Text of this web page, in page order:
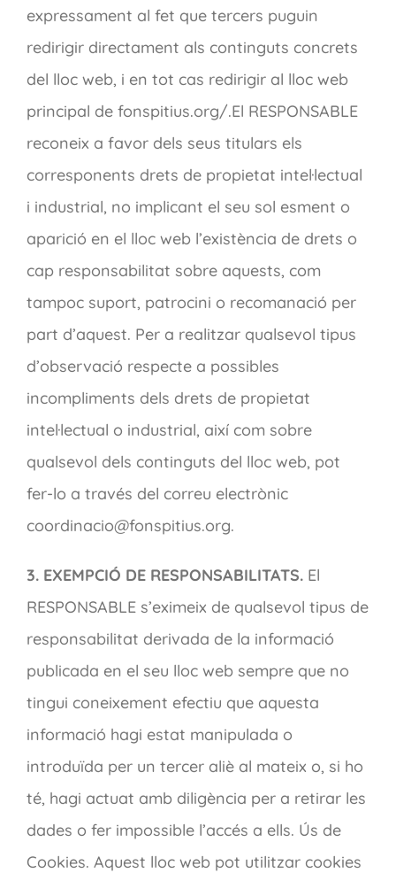
expressament al fet que tercers puguin
redirigir directament als continguts concrets
del lloc web, i en tot cas redirigir al lloc web
principal de fonspitius.org/.El RESPONSABLE
reconeix a favor dels seus titulars els
corresponents drets de propietat intel·lectual
i industrial, no implicant el seu sol esment o
aparició en el lloc web l’existència de drets o
cap responsabilitat sobre aquests, com
tampoc suport, patrocini o recomanació per
part d’aquest. Per a realitzar qualsevol tipus
d’observació respecte a possibles
incompliments dels drets de propietat
intel·lectual o industrial, així com sobre
qualsevol dels continguts del lloc web, pot
fer-lo a través del correu electrònic
coordinacio@fonspitius.org.
3. EXEMPCIÓ DE RESPONSABILITATS.El
RESPONSABLE s’eximeix de qualsevol tipus de
responsabilitat derivada de la informació
publicada en el seu lloc web sempre que no
tingui coneixement efectiu que aquesta
informació hagi estat manipulada o
introduïda per un tercer aliè al mateix o, si ho
té, hagi actuat amb diligència per a retirar les
dades o fer impossible l’accés a ells. Ús de
Cookies. Aquest lloc web pot utilitzar cookies